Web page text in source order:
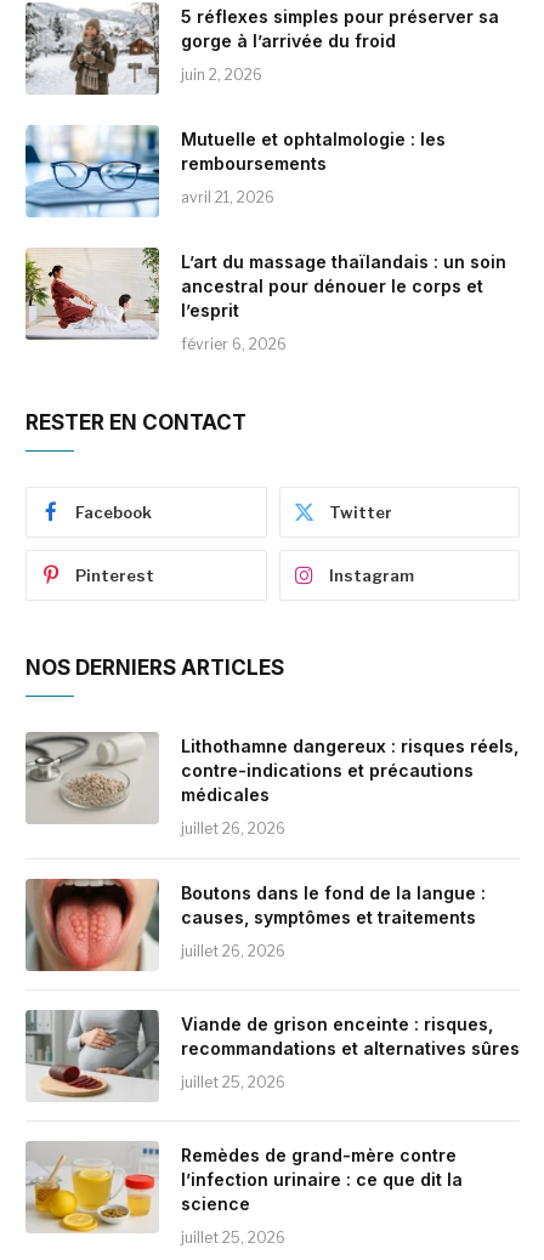
5 réflexes simples pour préserver sa
gorge à l’arrivée du froid
juin 2, 2026
Mutuelle et ophtalmologie : les
remboursements
avril 21, 2026
L’art du massage thaïlandais : un soin
ancestral pour dénouer le corps et
l’esprit
février 6, 2026
RESTER EN CONTACT
Facebook Twitter
Pinterest Instagram
NOS DERNIERS ARTICLES
Lithothamne dangereux : risques réels,
contre-indications et précautions
médicales
juillet 26, 2026
Boutons dans le fond de la langue :
causes, symptômes et traitements
juillet 26, 2026
Viande de grison enceinte : risques,
recommandations et alternatives sûres
juillet 25, 2026
Remèdes de grand-mère contre
l’infection urinaire : ce que dit la
science
juillet 25, 2026